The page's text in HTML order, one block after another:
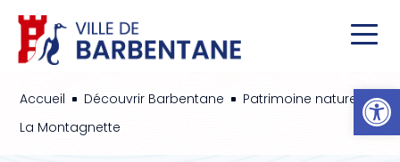
Accueil ^ Découvrir Barbentane ^ Patrimoine naturel ^
La Montagnette